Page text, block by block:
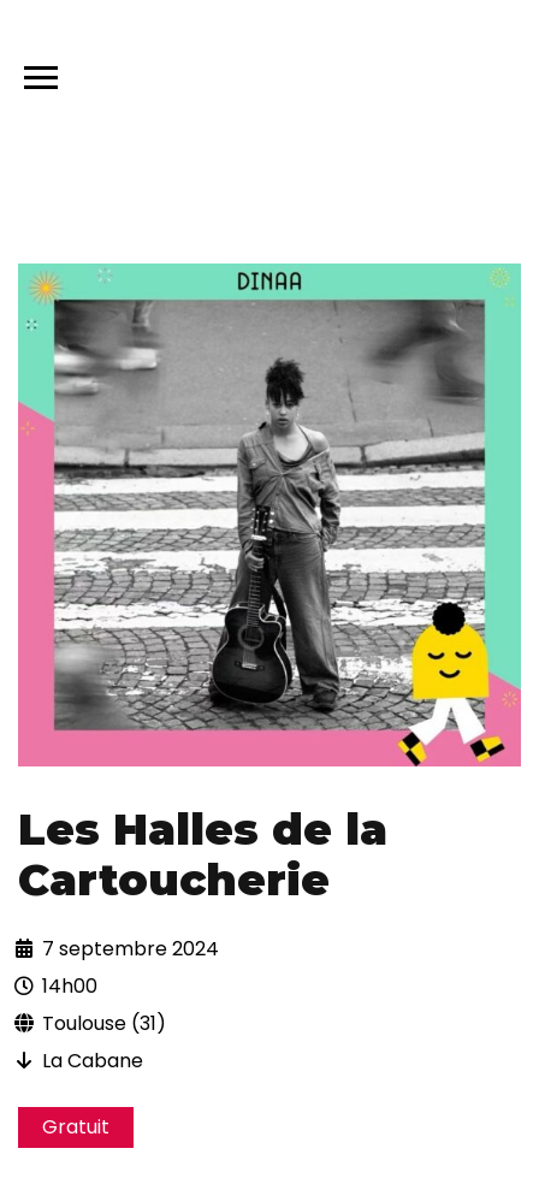
Les Halles de la
Cartoucherie
7 septembre 2024
14h00
Toulouse (31)
La Cabane
Gratuit